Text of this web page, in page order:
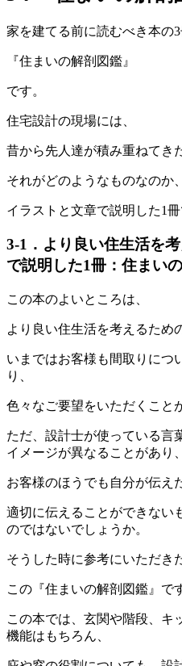
家を建てる前に読むべき本の
『住まいの解剖図鑑』
です。
住宅設計の現場には、
昔から先人達が積み重ねてき
それがどのようなものなのか、
イラストと文章で説明した1冊
3-1．より良い住生活を
で説明した1冊：住まい
この本のよいところは、
より良い住生活を考えるため
いまではお客様も間取りにつ
り、
色々なご要望をいただくこと
ただ、設計士が使っている言
イメージが異なることがあり、
お客様のほうでも自分が伝え
適切に伝えることができない
のではないでしょうか。
そうした時に参考にいただき
この『住まいの解剖図鑑』で
この本では、玄関や階段、キ
機能はもちろん、